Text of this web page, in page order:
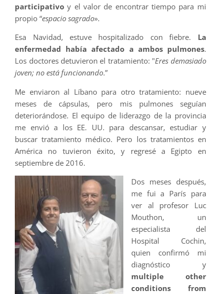
participativo y el valor de encontrar tiempo para mi
propio “espacio sagrado».
Esa Navidad, estuve hospitalizado con fiebre. La
enfermedad había afectado a ambos pulmones.
Los doctores detuvieron el tratamiento: "Eres demasiado
joven; no está funcionando.”
Me enviaron al Líbano para otro tratamiento: nueve
meses de cápsulas, pero mis pulmones seguían
deteriorándose. El equipo de liderazgo de la provincia
me envió a los EE. UU. para descansar, estudiar y
buscar tratamiento médico. Pero los tratamientos en
América no tuvieron éxito, y regresé a Egipto en
septiembre de 2016.
Dos meses después,
me fui a París para
ver al profesor Luc
Mouthon, un
especialista del
Hospital Cochin,
quien confirmó mi
diagnóstico y
multiple other
conditions from